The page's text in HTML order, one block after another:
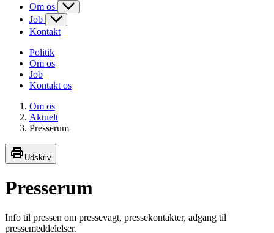
Om os
Job
Kontakt
Politik
Om os
Job
Kontakt os
Om os
Aktuelt
Presserum
Udskriv
Presserum
Info til pressen om pressevagt, pressekontakter, adgang til
pressemeddelelser.